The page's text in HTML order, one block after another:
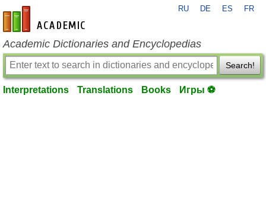
en-academic.com
RU DE ES FR
Academic Dictionaries and Encyclopedias
Search!
Interpretations Translations Books Игры ⚽